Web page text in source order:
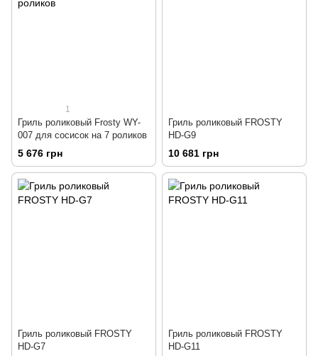
1
Гриль роликовый Frosty WY-
007 для сосисок на 7 роликов
5 676 грн
Гриль роликовый FROSTY
HD-G9
10 681 грн
Гриль роликовый FROSTY
HD-G7
Гриль роликовый FROSTY
HD-G11